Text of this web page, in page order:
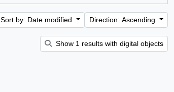
Sort by: Date modified Direction: Ascending
Show 1 results with digital objects